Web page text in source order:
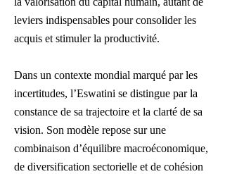
leviers indispensables pour consolider les
acquis et stimuler la productivité.
Dans un contexte mondial marqué par les
incertitudes, l’Eswatini se distingue par la
constance de sa trajectoire et la clarté de sa
vision. Son modèle repose sur une
combinaison d’équilibre macroéconomique,
de diversification sectorielle et de cohésion